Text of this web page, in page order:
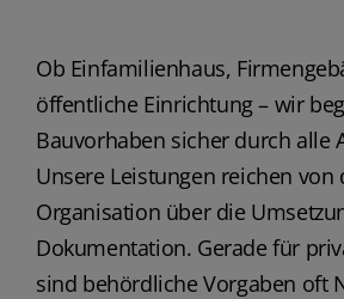
Ob Einfamilienhaus,
öffentliche Einrichtung – wir
Bauvorhaben sicher durch alle
Unsere Leistungen reichen von
Organisation über die
Dokumentation. Gerade für
sind behördliche Vorgaben oft